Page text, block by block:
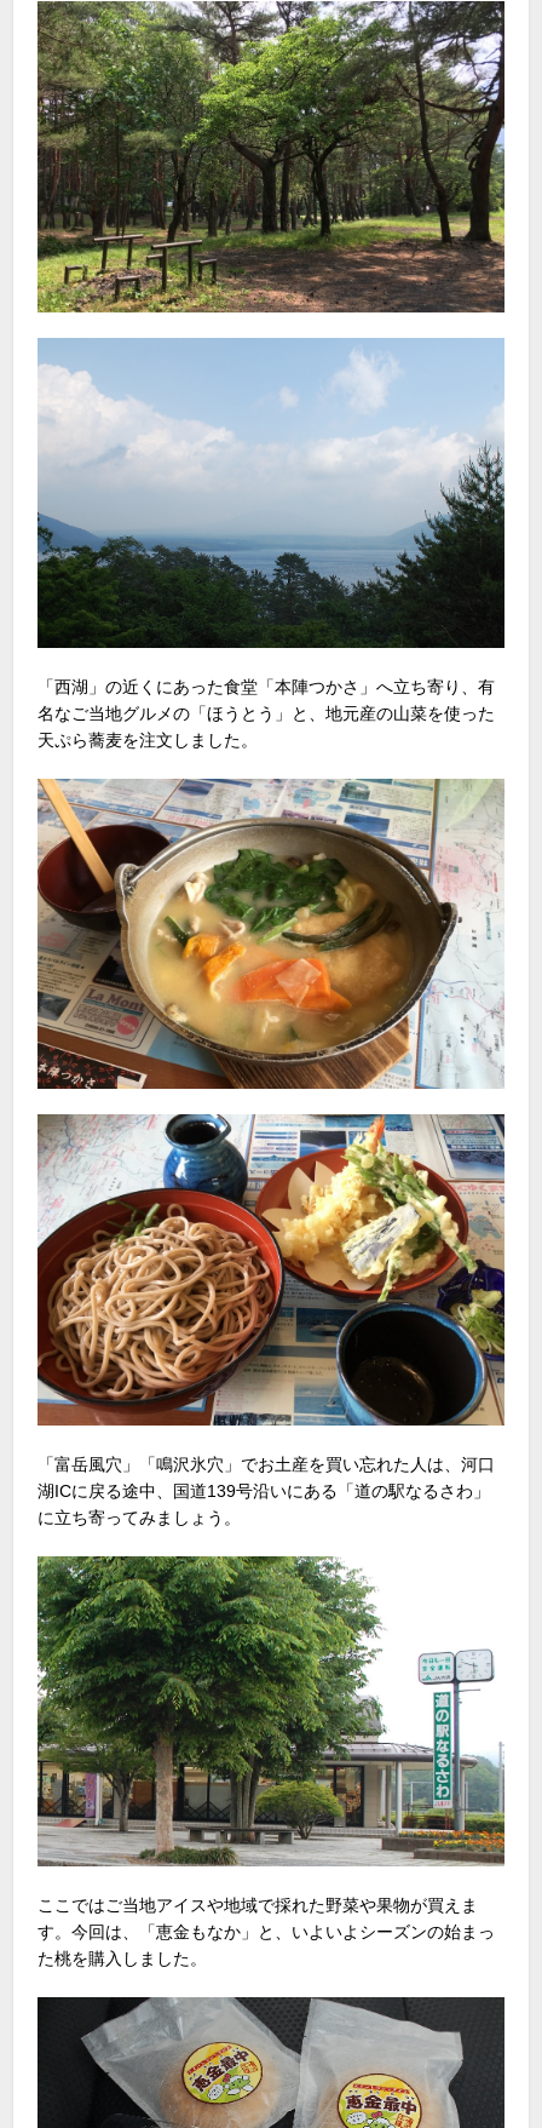
「西湖」の近くにあった食堂「本陣つかさ」へ立ち寄り、有
名なご当地グルメの「ほうとう」と、地元産の山菜を使った
天ぷら蕎麦を注文しました。
「富岳風穴」「鳴沢氷穴」でお土産を買い忘れた人は、河口
湖ICに戻る途中、国道139号沿いにある「道の駅なるさわ」
に立ち寄ってみましょう。
ここではご当地アイスや地域で採れた野菜や果物が買えま
す。今回は、「恵金もなか」と、いよいよシーズンの始まっ
た桃を購入しました。